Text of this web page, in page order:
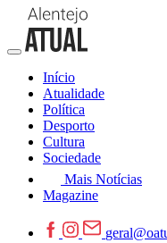
Início
Atualidade
Política
Desporto
Cultura
Sociedade
Mais Notícias
Magazine